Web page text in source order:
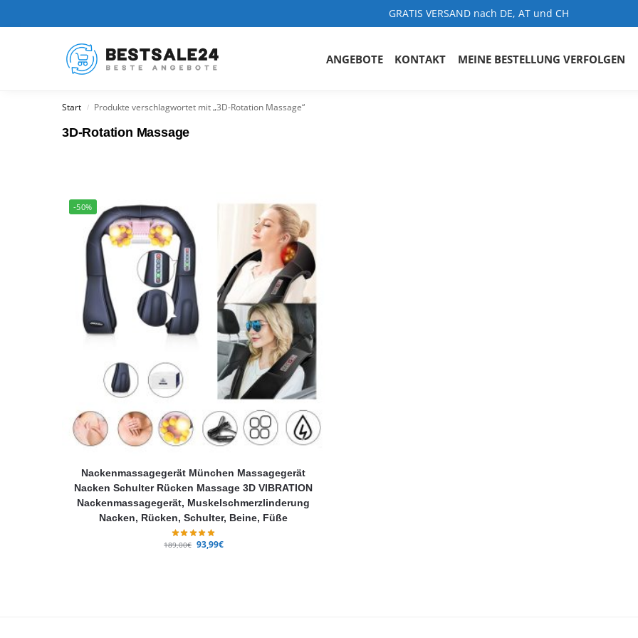
GRATIS VERSAND nach DE, AT und CH
ANGEBOTE KONTAKT MEINE BESTELLUNG VERFOLGEN
Start / Produkte verschlagwortet mit „3D-Rotation Massage“
3D-Rotation Massage
-50%
Nackenmassagegerät München Massagegerät
Nacken Schulter Rücken Massage 3D VIBRATION
Nackenmassagegerät, Muskelschmerzlinderung
Nacken, Rücken, Schulter, Beine, Füße
189,00€ 93,99€